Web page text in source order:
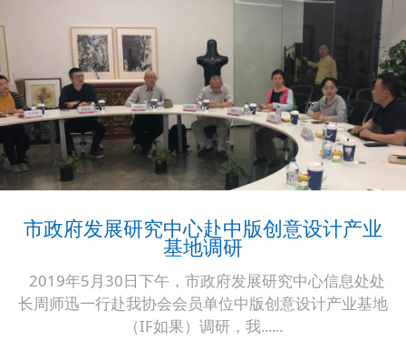
市政府发展研究中心赴中版创意设计产业
基地调研
2019年5月30日下午，市政府发展研究中心信息处处
长周师迅一行赴我协会会员单位中版创意设计产业基地
（IF如果）调研，我......